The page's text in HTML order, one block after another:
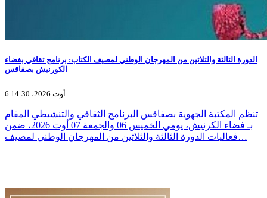
الدورة الثالثة والثلاثين من المهرجان الوطني لمصيف الكتاب: برنامج ثقافي بفضاء
الكورنيش بصفاقس
6 أوت 2026، 14:30
تنظم المكتبة الجهوية بصفاقس البرنامج الثقافي والتنشيطي المقام
بـ فضاء الكرنيش، يومي الخميس 06 والجمعة 07 أوت 2026، ضمن
فعاليات الدورة الثالثة والثلاثين من المهرجان الوطني لمصيف…